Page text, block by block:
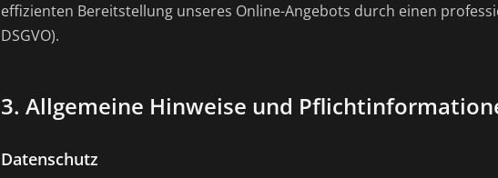
effizienten Bereitstellung unseres Online-Angebots durch einen
DSGVO).
3. Allgemeine Hinweise und
Datenschutz